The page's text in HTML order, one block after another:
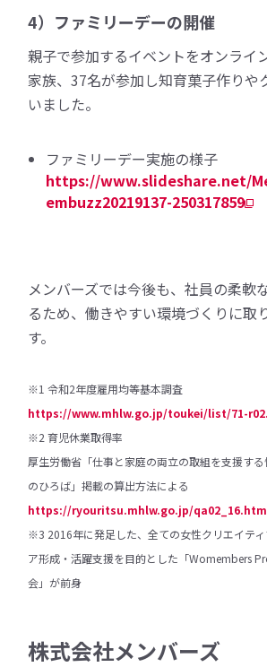
4）ファミリーデーの開催
親子で参加するイベントをオンライ
家族、37名が参加し知育菓子作りや
いました。
ファミリーデー実施の様子
https://www.slideshare.net/
embuzz20219137-250317859
メンバーズでは今後も、社員の柔軟
るため、働きやすい環境づくりに取
す。
※1 令和2年度雇用均等基本調査
https://www.mhlw.go.jp/toukei/list/71-
※2 育児休業取得率
厚生労働省「仕事と家庭の両立の取組を支援す
のひろば」掲載の算出方法による
https://ryouritsu.mhlw.go.jp/
※3 2016年に発足した、全ての女性クリエイテ
ア形成・活躍支援を目的とした「Womembers
会」が前身
株式会社メンバーズ